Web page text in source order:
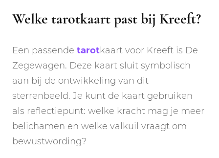
Welke tarotkaart past bij Kreeft?
Een passende tarotkaart voor Kreeft is De
Zegewagen. Deze kaart sluit symbolisch
aan bij de ontwikkeling van dit
sterrenbeeld. Je kunt de kaart gebruiken
als reflectiepunt: welke kracht mag je meer
belichamen en welke valkuil vraagt om
bewustwording?